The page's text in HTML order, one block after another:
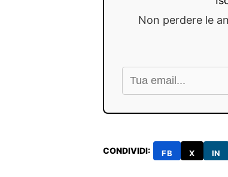
Non perdere le
CONDIVIDI: FB X IN